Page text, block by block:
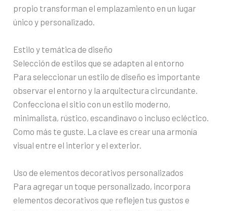
propio transforman el emplazamiento en un lugar
único y personalizado.
Estilo y temática de diseño
Selección de estilos que se adapten al entorno
Para seleccionar un estilo de diseño es importante
observar el entorno y la arquitectura circundante.
Confecciona el sitio con un estilo moderno,
minimalista, rústico, escandinavo o incluso ecléctico.
Como más te guste. La clave es crear una armonía
visual entre el interior y el exterior.
Uso de elementos decorativos personalizados
Para agregar un toque personalizado, incorpora
elementos decorativos que reflejen tus gustos e